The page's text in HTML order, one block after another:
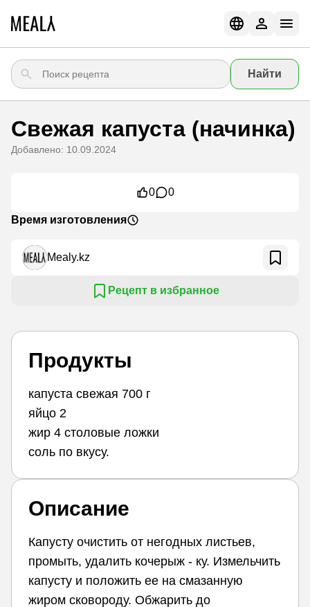
Найти
Свежая капуста (начинка)
Добавлено: 10.09.2024
0 0
Время изготовления
Mealy.kz
Рецепт в избранное
Продукты
капуста свежая 700 г
яйцо 2
жир 4 столовые ложки
соль по вкусу.
Описание
Капусту очистить от негодных листьев,
промыть, удалить кочерыж - ку. Измельчить
капусту и положить ее на смазанную
жиром сковороду. Обжарить до